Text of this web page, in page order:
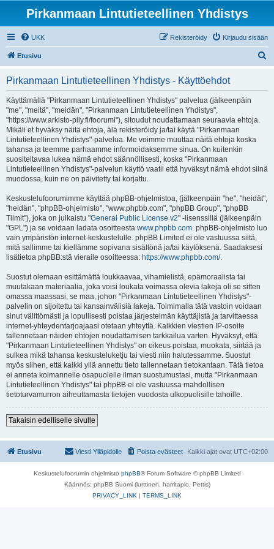
Pirkanmaan Lintutieteellinen Yhdistys
UKK Kirjaudu sisään
Rekisteröidy
Etusivu
Pirkanmaan Lintutieteellinen Yhdistys - Käyttöehdot
Käyttämällä "Pirkanmaan Lintutieteellinen Yhdistys" palvelua (jälkeenpäin
"me", "meitä", "meidän", "Pirkanmaan Lintutieteellinen Yhdistys",
"https://www.arkisto-pily.fi/foorumi"), sitoudut noudattamaan seuraavia ehtoja.
Mikäli et hyväksy näitä ehtoja, älä rekisteröidy ja/tai käytä "Pirkanmaan
Lintutieteellinen Yhdistys"-palvelua. Me voimme muuttaa näitä ehtoja koska
tahansa ja teemme parhaamme informoidaksemme sinua. On kuitenkin
suositeltavaa lukea nämä ehdot säännöllisesti, koska "Pirkanmaan
Lintutieteellinen Yhdistys"-palvelun käyttö vaatii että hyväksyt nämä ehdot siinä
muodossa, kuin ne on päivitetty tai korjattu.
Keskustelufoorumimme käyttää phpBB-ohjelmistoa, (jälkeenpäin "he", "heidät",
"heidän", "phpBB-ohjelmisto", "www.phpbb.com", "phpBB Group", "phpBB
Tiimit"), joka on julkaistu "General Public License v2" -lisenssillä (jälkeenpäin
"GPL") ja se voidaan ladata osoitteesta www.phpbb.com. phpBB-ohjelmisto luo
vain ympäristön internet-keskustelulle. phpBB Limited ei ole vastuussa siitä,
mitä sallimme tai kiellämme sopivana sisältönä ja/tai käytöksenä. Saadaksesi
lisätietoa phpBB:stä vieraile osoitteessa: https://www.phpbb.com/.
Suostut olemaan esittämättä loukkaavaa, vihamielistä, epämoraalista tai
muutakaan materiaalia, joka voisi loukata voimassa olevia lakeja oli se sitten
omassa maassasi, se maa, johon "Pirkanmaan Lintutieteellinen Yhdistys"-
palvelin on sijoitettu tai kansainvälisiä lakeja. Toimimalla tätä vastoin voidaan
sinut välittömästi ja lopullisesti poistaa järjestelmän käyttäjistä ja tarvittaessa
internet-yhteydentarjoajaasi otetaan yhteyttä. Kaikkien viestien IP-osoite
tallennetaan näiden ehtojen noudattamisen tarkkailua varten. Hyväksyt, että
"Pirkanmaan Lintutieteellinen Yhdistys" on oikeus poistaa, muokata, siirtää ja
sulkea mikä tahansa keskusteluketju tai viesti niin halutessamme. Suostut
myös siihen, että kaikki yllä annettu tieto tallennetaan tietokantaan. Tätä tietoa
ei anneta kolmannelle osapuolelle ilman suostumustasi, mutta "Pirkanmaan
Lintutieteellinen Yhdistys" tai phpBB ei ole vastuussa mahdollisen
tietoturvamurron aiheuttamasta tietojen vuodosta ulkopuolisille tahoille.
Takaisin edelliselle sivulle
Etusivu Kaikki ajat ovat UTC+02:00
Poista evästeet
Viesti Ylläpidolle
Keskustelufoorumin ohjelmisto phpBB® Forum Software © phpBB Limited
Käännös: phpBB Suomi (lurttinen, harritapio, Pettis)
PRIVACY_LINK | TERMS_LINK